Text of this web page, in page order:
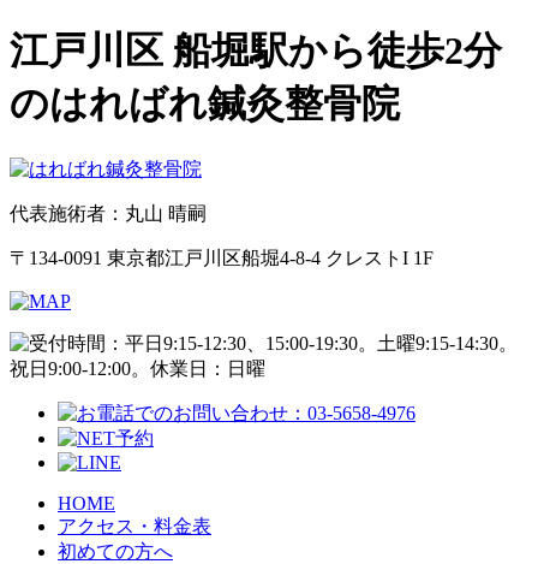
江戸川区 船堀駅から徒歩2分
のはればれ鍼灸整骨院
代表施術者：丸山 晴嗣
〒134-0091 東京都江戸川区船堀4-8-4 クレストI 1F
HOME
アクセス・料金表
初めての方へ